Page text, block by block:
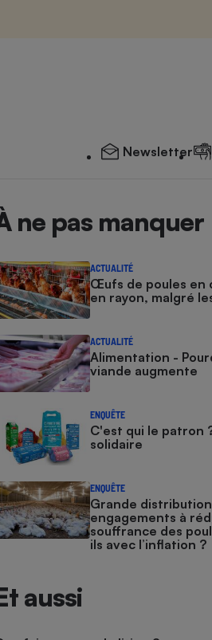
Newsletter
ne pas manquer
ACTUALITÉ
Œufs de poules en
en rayon, malgré
ACTUALITÉ
Alimentation -
viande augmente
ENQUÊTE
C'est qui le patron
solidaire
ENQUÊTE
Grande
engagements à
souffrance des
ils avec l’inflation ?
aussi